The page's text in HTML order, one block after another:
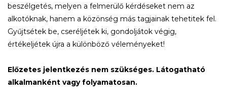
beszélgetés, melyen a felmerülő kérdéseket nem az
alkotóknak, hanem a közönség más tagjainak tehetitek fel.
Gyűjtsétek be, cseréljétek ki, gondoljátok végig,
értékeljétek újra a különböző véleményeket!
Előzetes jelentkezés nem szükséges. Látogatható
alkalmanként vagy folyamatosan.